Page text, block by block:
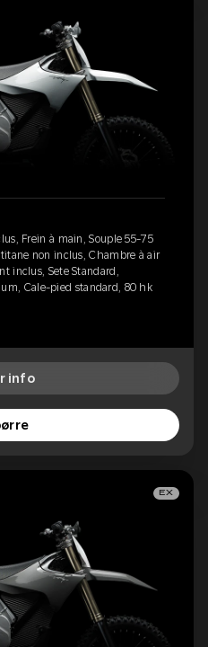
Frein à main, Souple 55-75
non inclus, Chambre à air
inclus, Sete Standard,
Cale-pied standard, 80 hk
info
EX